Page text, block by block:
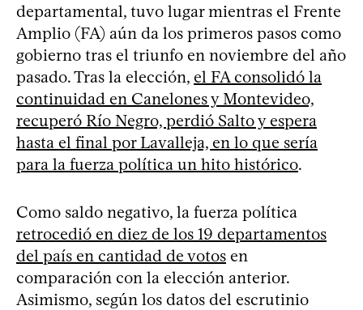
departamental, tuvo lugar mientras el Frente
Amplio (FA) aún da los primeros pasos como
gobierno tras el triunfo en noviembre del año
pasado. Tras la elección, el FA consolidó la
continuidad en Canelones y Montevideo,
recuperó Río Negro, perdió Salto y espera
hasta el final por Lavalleja, en lo que sería
para la fuerza política un hito histórico.
Como saldo negativo, la fuerza política
retrocedió en diez de los 19 departamentos
del país en cantidad de votos en
comparación con la elección anterior.
Asimismo, según los datos del escrutinio